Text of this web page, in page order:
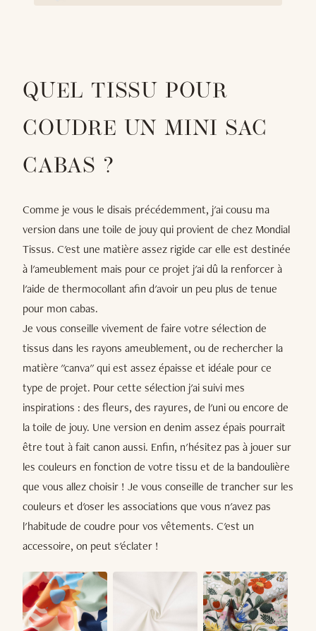
QUEL TISSU POUR
COUDRE UN MINI SAC
CABAS ?
Comme je vous le disais précédemment, j'ai cousu ma
version dans une toile de jouy qui provient de chez Mondial
Tissus. C'est une matière assez rigide car elle est destinée
à l'ameublement mais pour ce projet j'ai dû la renforcer à
l'aide de thermocollant afin d'avoir un peu plus de tenue
pour mon cabas.
Je vous conseille vivement de faire votre sélection de
tissus dans les rayons ameublement, ou de rechercher la
matière "canva" qui est assez épaisse et idéale pour ce
type de projet. Pour cette sélection j'ai suivi mes
inspirations : des fleurs, des rayures, de l'uni ou encore de
la toile de jouy. Une version en denim assez épais pourrait
être tout à fait canon aussi. Enfin, n'hésitez pas à jouer sur
les couleurs en fonction de votre tissu et de la bandoulière
que vous allez choisir ! Je vous conseille de trancher sur les
couleurs et d'oser les associations que vous n'avez pas
l'habitude de coudre pour vos vêtements. C'est un
accessoire, on peut s'éclater !